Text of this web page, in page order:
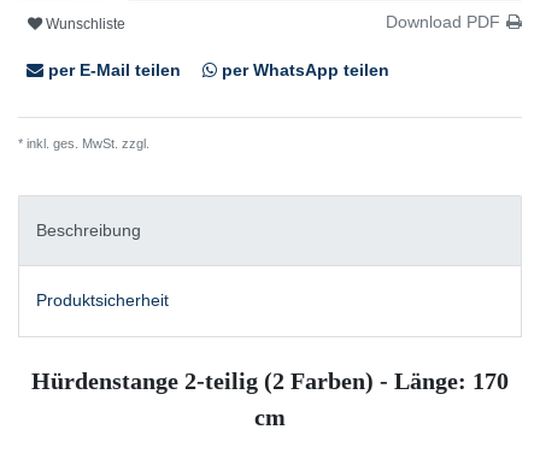
Wunschliste Download PDF
per E-Mail teilen per WhatsApp teilen
* inkl. ges. MwSt. zzgl.
Beschreibung
Produktsicherheit
Hürdenstange 2-teilig (2 Farben) - Länge: 170
cm